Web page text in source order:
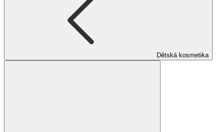
Dětská kosmetika